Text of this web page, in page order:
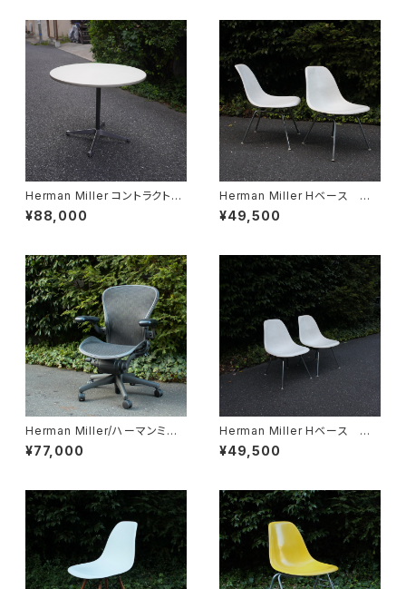
Herman Miller コントラクトベ
ース ラウンド
¥88,000
Herman Miller Hベース イ
ームズシェルチェア ホワイト
ヴィンテージ ②
¥49,500
Herman Miller/ハーマンミラ
ー アーロンチェア
¥77,000
Herman Miller Hベース イ
ームズシェルチェア ホワイト
ヴィンテージ ①
¥49,500